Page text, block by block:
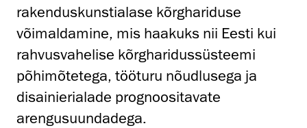
rakenduskunstialase kõrghariduse
võimaldamine, mis haakuks nii Eesti kui
rahvusvahelise kõrgharidussüsteemi
põhimõtetega, tööturu nõudlusega ja
disainierialade prognoositavate
arengusuundadega.